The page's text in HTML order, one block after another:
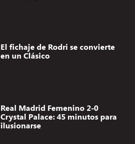
El fichaje de Rodri se convierte
en un Clásico
Real Madrid Femenino 2-0
Crystal Palace: 45 minutos para
ilusionarse